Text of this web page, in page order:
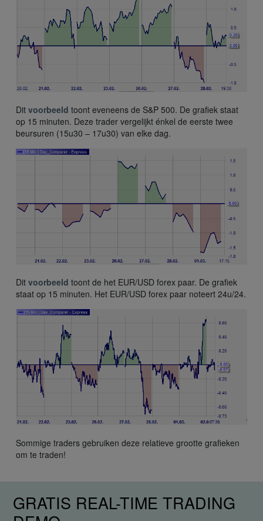
Dit voorbeeld toont eveneens de S&P 500. De grafiek staat
op 15 minuten. Deze trader vergelijkt énkel de eerste twee
beursuren (15u30 – 17u30) van elke dag.
Dit voorbeeld toont de het EUR/USD forex paar. De grafiek
staat op 15 minuten. Het EUR/USD forex paar noteert 24u/24.
Sommige traders gebruiken deze relatieve grootte grafieken
om te traden!
GRATIS REAL-TIME TRADING